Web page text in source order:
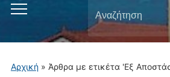
Εναλλαγή
μενού
για
για:
Αρχική» Άρθρα με ετικέτα 'Εξ